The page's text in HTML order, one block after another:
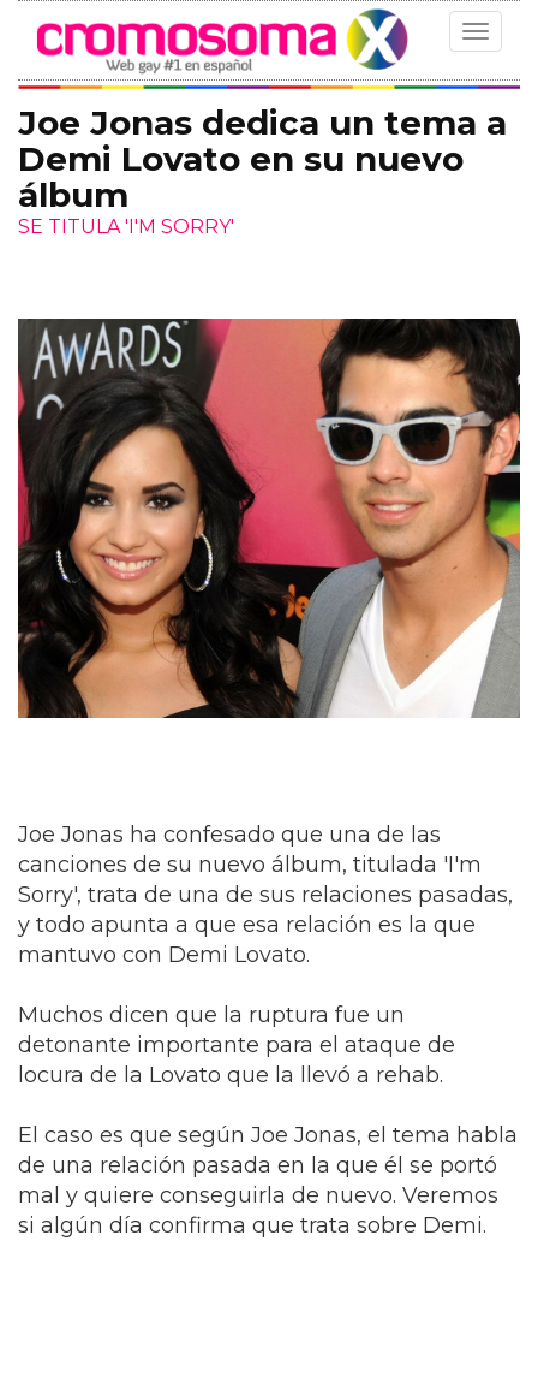
Toggle
Joe Jonas dedica un tema a
Demi Lovato en su nuevo
álbum
SE TITULA 'I'M SORRY'
Joe Jonas ha confesado que una de las
canciones de su nuevo álbum, titulada 'I'm
Sorry', trata de una de sus relaciones pasadas,
y todo apunta a que esa relación es la que
mantuvo con Demi Lovato.
Muchos dicen que la ruptura fue un
detonante importante para el ataque de
locura de la Lovato que la llevó a rehab.
El caso es que según Joe Jonas, el tema habla
de una relación pasada en la que él se portó
mal y quiere conseguirla de nuevo. Veremos
si algún día confirma que trata sobre Demi.